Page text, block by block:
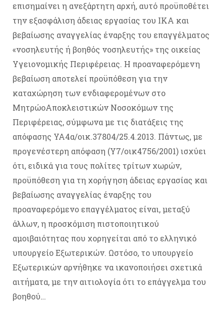
επισημαίνει η ανεξάρτητη αρχή, αυτό προϋποθέτει
την εξασφάλιση άδειας εργασίας του ΙΚΑ και
βεβαίωσης αναγγελίας έναρξης του επαγγέλματος
«νοσηλευτής ή βοηθός νοσηλευτής» της οικείας
Υγειονομικής Περιφέρειας. Η προαναφερόμενη
βεβαίωση αποτελεί προϋπόθεση για την
καταχώρηση των ενδιαφερομένων στο
ΜητρώοΑποκλειστικών Νοσοκόμων της
Περιφέρειας, σύμφωνα με τις διατάξεις της
απόφασης ΥΑ4α/οικ.37804/25.4.2013. Πάντως, με
προγενέστερη απόφαση (Υ7/οικ4756/2001) ισχύει
ότι, ειδικά για τους πολίτες τρίτων χωρών,
προϋπόθεση για τη χορήγηση άδειας εργασίας και
βεβαίωσης αναγγελίας έναρξης του
προαναφερόμενο επαγγέλματος είναι, μεταξύ
άλλων, η προσκόμιση πιστοποιητικού
αμοιβαιότητας που χορηγείται από το ελληνικό
υπουργείο Εξωτερικών. Ωστόσο, το υπουργείο
Εξωτερικών αρνήθηκε να ικανοποιήσει σχετικά
αιτήματα, με την αιτιολογία ότι το επάγγελμα του
βοηθού…